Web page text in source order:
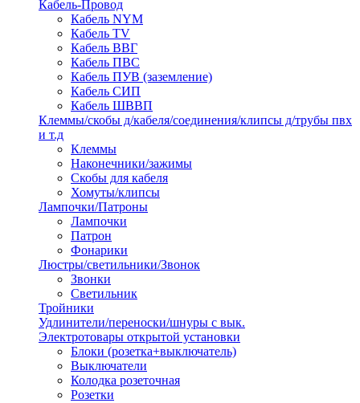
Кабель-Провод
Кабель NYM
Кабель TV
Кабель ВВГ
Кабель ПВС
Кабель ПУВ (заземление)
Кабель СИП
Кабель ШВВП
Клеммы/скобы д/кабеля/соединения/клипсы д/трубы пвх
и т.д
Клеммы
Наконечники/зажимы
Скобы для кабеля
Хомуты/клипсы
Лампочки/Патроны
Лампочки
Патрон
Фонарики
Люстры/светильники/Звонок
Звонки
Светильник
Тройники
Удлинители/переноски/шнуры с вык.
Электротовары открытой установки
Блоки (розетка+выключатель)
Выключатели
Колодка розеточная
Розетки